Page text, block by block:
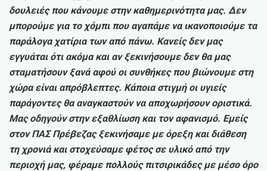
δουλειές που κάνουμε στην καθημερινότητα μας. Δεν
μπορούμε για το χόμπι που αγαπάμε να ικανοποιούμε τα
παράλογα χατίρια των από πάνω. Κανείς δεν μας
εγγυάται ότι ακόμα και αν ξεκινήσουμε δεν θα μας
σταματήσουν ξανά αφού οι συνθήκες που βιώνουμε στη
χώρα είναι απρόβλεπτες. Κάποια στιγμή οι υγιείς
παράγοντες θα αναγκαστούν να αποχωρήσουν οριστικά.
Μας οδηγούν στην εξαθλίωση και τον αφανισμό. Εμείς
στον ΠΑΣ Πρέβεζας ξεκινήσαμε με όρεξη και διάθεση
τη χρονιά και στοχεύσαμε φέτος σε υλικό από την
περιοχή μας, φέραμε πολλούς πιτσιρικάδες με μέσο όρο